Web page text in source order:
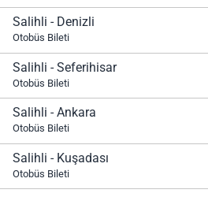
Salihli - Denizli
Otobüs Bileti
Salihli - Seferihisar
Otobüs Bileti
Salihli - Ankara
Otobüs Bileti
Salihli - Kuşadası
Otobüs Bileti